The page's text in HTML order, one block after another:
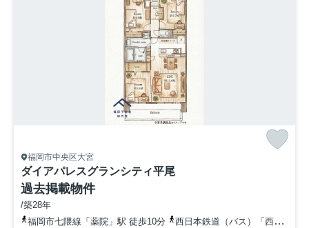
福岡市中央区大宮
ダイアパレスグランシティ平尾
過去掲載物件
/築28年
福岡市七隈線「薬院」駅 徒歩10分
西日本鉄道（バス）「西鉄平尾駅」バス停下車 徒歩4分